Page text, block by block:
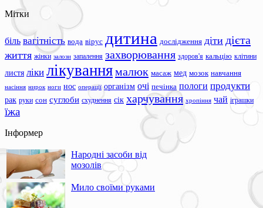
Мітки
біль вагітність вода вірус дитина дослідження діти дієта
життя жінки залози запалення захворювання здоров'я кальцію клітини
листя ліки лікуваннямалюк масаж мед мозок навчання
насіння нирок ноги нос операції організм очі печінка пологи продукти
рак руки сон суглоби схуднення сік харчування хропіння чай іграшки
їжа
Інформер
Народні засоби від
мозолів
Мило своїми руками